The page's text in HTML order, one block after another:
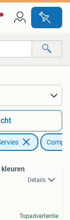
set in 2 kleuren
Details
Topadvertentie